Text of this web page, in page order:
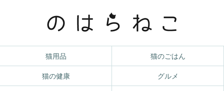
猫用品 猫のごはん
猫の健康 グルメ